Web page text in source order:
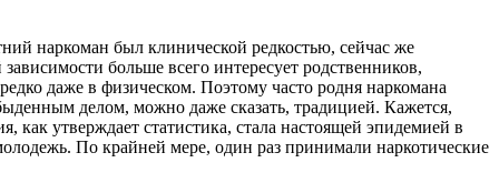
наркоман был клинической редкостью, сейчас же
больше всего интересует родственников,
даже в физическом. Поэтому часто родня наркомана
делом, можно даже сказать, традицией. Кажется,
как утверждает статистика, стала настоящей эпидемией в
По крайней мере, один раз принимали наркотические